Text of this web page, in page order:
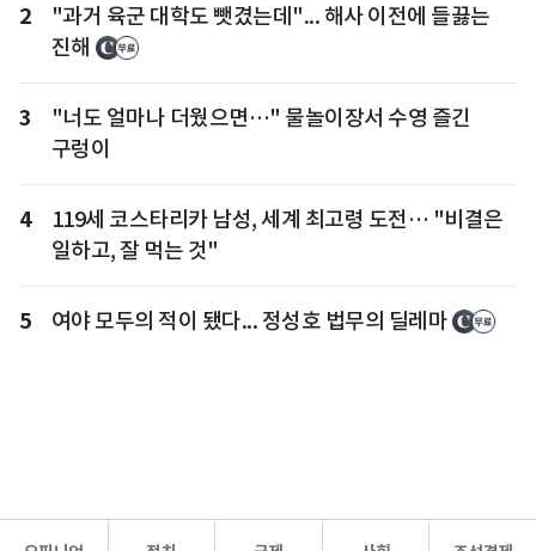
2
"과거 육군 대학도 뺏겼는데"... 해사 이전에 들끓는
진해
3
"너도 얼마나 더웠으면…" 물놀이장서 수영 즐긴
구렁이
4
119세 코스타리카 남성, 세계 최고령 도전… "비결은
일하고, 잘 먹는 것"
5 여야 모두의 적이 됐다... 정성호 법무의 딜레마